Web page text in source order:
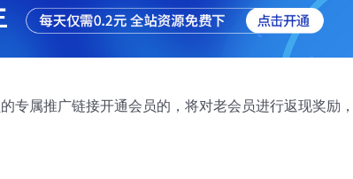
专属推广链接开通会员的，将对老会员进行返现奖励，